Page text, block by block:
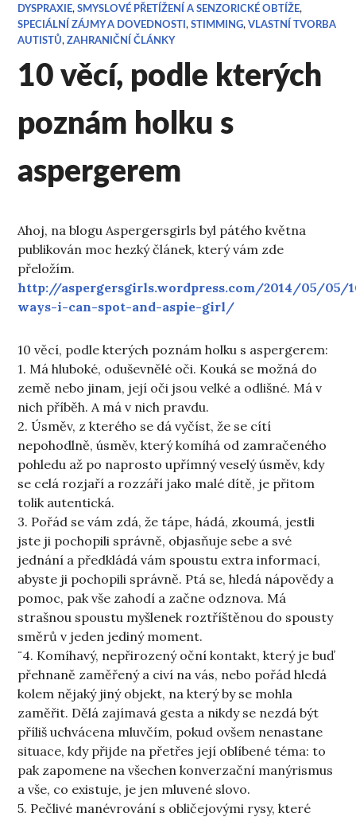
DYSPRAXIE,SMYSLOVÉ PŘETÍŽENÍ A SENZORICKÉ OBTÍŽE,
SPECIÁLNÍ ZÁJMY A DOVEDNOSTI,STIMMING,VLASTNÍ TVORBA
AUTISTŮ,ZAHRANIČNÍ ČLÁNKY
10 věcí, podle kterých
poznám holku s
aspergerem
Ahoj, na blogu Aspergersgirls byl pátého května
publikován moc hezký článek, který vám zde
přeložím.
http://aspergersgirls.wordpress.com/2014/05/05/
ways-i-can-spot-and-aspie-girl/
10 věcí, podle kterých poznám holku s aspergerem:
1. Má hluboké, oduševnělé oči. Kouká se možná do
země nebo jinam, její oči jsou velké a odlišné. Má v
nich příběh. A má v nich pravdu.
2. Úsměv, z kterého se dá vyčíst, že se cítí
nepohodlně, úsměv, který komíhá od zamračeného
pohledu až po naprosto upřímný veselý úsměv, kdy
se celá rozjaří a rozzáří jako malé dítě, je přitom
tolik autentická.
3. Pořád se vám zdá, že tápe, hádá, zkoumá, jestli
jste ji pochopili správně, objasňuje sebe a své
jednání a předkládá vám spoustu extra informací,
abyste ji pochopili správně. Ptá se, hledá nápovědy a
pomoc, pak vše zahodí a začne odznova. Má
strašnou spoustu myšlenek roztříštěnou do spousty
směrů v jeden jediný moment.
¨4. Komíhavý, nepřirozený oční kontakt, který je buď
přehnaně zaměřený a civí na vás, nebo pořád hledá
kolem nějaký jiný objekt, na který by se mohla
zaměřit. Dělá zajímavá gesta a nikdy se nezdá být
příliš uchvácena mluvčím, pokud ovšem nenastane
situace, kdy přijde na přetřes její oblíbené téma: to
pak zapomene na všechen konverzační manýrismus
a vše, co existuje, je jen mluvené slovo.
5. Pečlivé manévrování s obličejovými rysy, které